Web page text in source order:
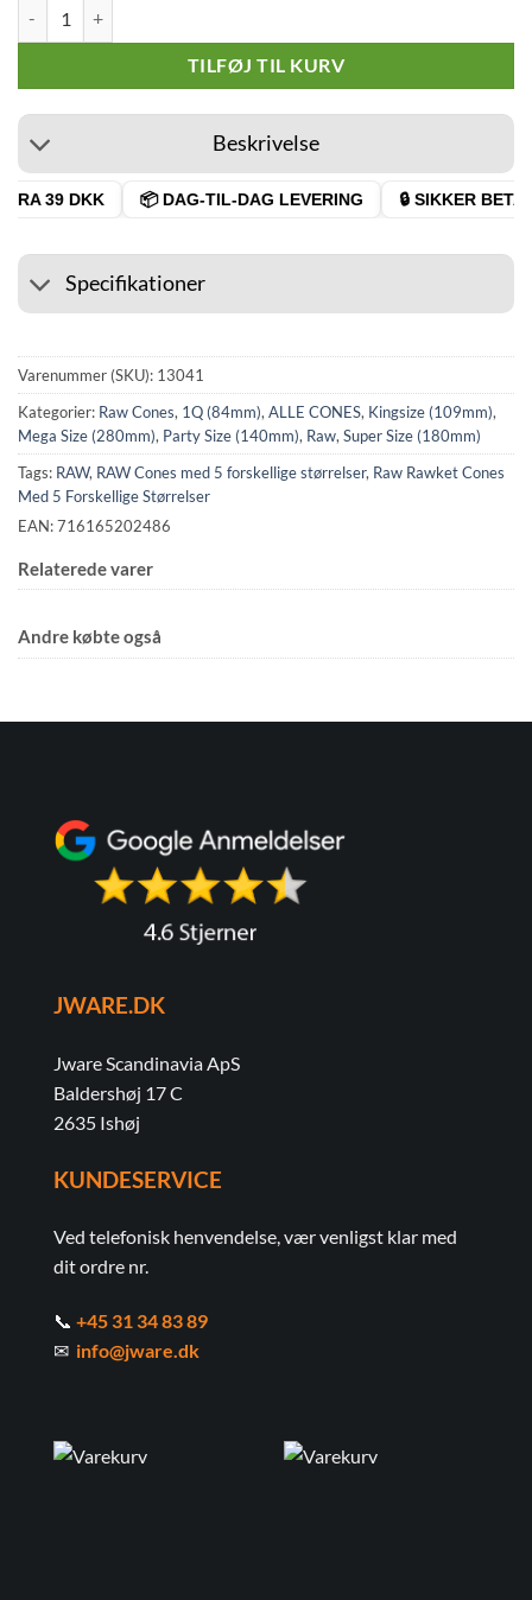
TILFØJ TIL KURV
Beskrivelse
39 DKK 📦 DAG-TIL-DAG LEVERING 🔒 SIKKER
Specifikationer
Varenummer (SKU): 13041
Kategorier: Raw Cones, 1Q (84mm), ALLE CONES, Kingsize (109mm),
Mega Size (280mm), Party Size (140mm), Raw, Super Size (180mm)
Tags: RAW, RAW Cones med 5 forskellige størrelser, Raw Rawket Cones
Med 5 Forskellige Størrelser
EAN: 716165202486
Relaterede varer
Andre købte også
JWARE.DK
Jware Scandinavia ApS
Baldershøj 17 C
2635 Ishøj
KUNDESERVICE
Ved telefonisk henvendelse, vær venligst klar med
dit ordre nr.
📞 +45 31 34 83 89
✉ info@jware.dk